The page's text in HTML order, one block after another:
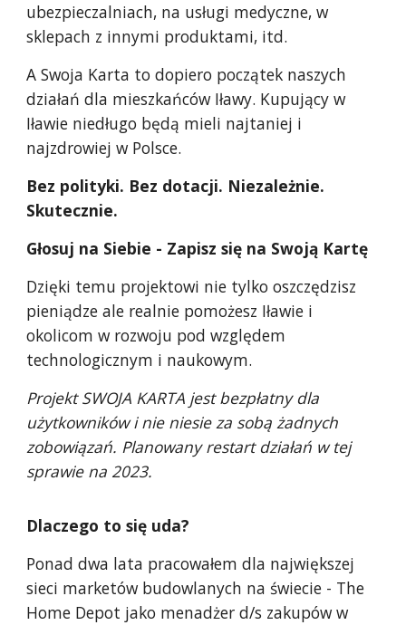
ubezpieczalniach, na usługi medyczne, w
sklepach z innymi produktami, itd.
A Swoja Karta to dopiero początek naszych
działań dla mieszkańców Iławy. Kupujący w
Iławie niedługo będą mieli najtaniej i
najzdrowiej w Polsce.
Bez polityki. Bez dotacji. Niezależnie.
Skutecznie.
Głosuj na Siebie - Zapisz się na Swoją Kartę
Dzięki temu projektowi nie tylko oszczędzisz
pieniądze ale realnie pomożesz Iławie i
okolicom w rozwoju pod względem
technologicznym i naukowym.
Projekt SWOJA KARTA jest bezpłatny dla
użytkowników i nie niesie za sobą żadnych
zobowiązań. Planowany restart działań w tej
sprawie na 2023.
Dlaczego to się uda?
Ponad dwa lata pracowałem dla największej
sieci marketów budowlanych na świecie - The
Home Depot jako menadżer d/s zakupów w